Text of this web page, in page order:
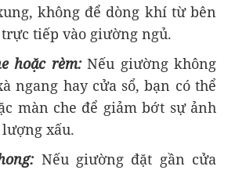
không để dòng khí từ bên
tiếp vào giường ngủ.
hoặc rèm: Nếu giường không
ngang hay cửa sổ, bạn có thể
màn che để giảm bớt sự ảnh
xấu.
Nếu giường đặt gần cửa